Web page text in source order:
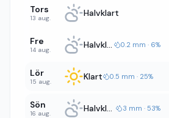
Tors
13 aug. Halvklart
Fre
14 aug. Halvklart 0.2 mm · 6%
Lör
15 aug. Klart 0.5 mm · 25%
Sön
16 aug. Halvklart 3 mm · 53%